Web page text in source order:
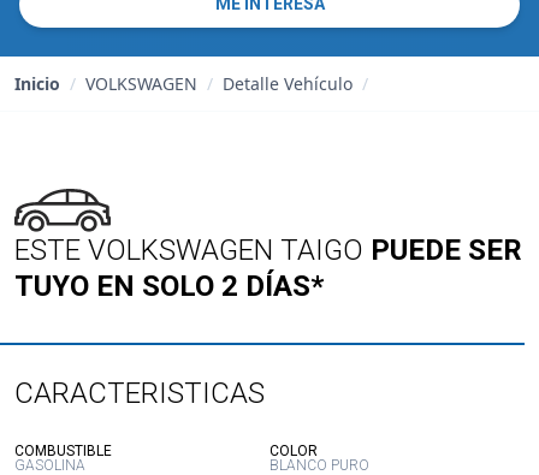
Inicio / VOLKSWAGEN / Detalle Vehículo /
ESTE VOLKSWAGEN TAIGO PUEDE SER
TUYO EN SOLO 2 DÍAS*
CARACTERISTICAS
COMBUSTIBLE:
GASOLINA
COLOR
BLANCO PURO